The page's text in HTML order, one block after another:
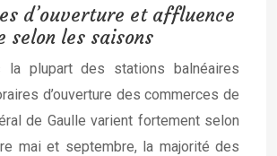
d’ouverture et affluence
selon les saisons
la plupart des stations balnéaires
d’ouverture des commerces de
de Gaulle varient fortement selon
mai et septembre, la majorité des